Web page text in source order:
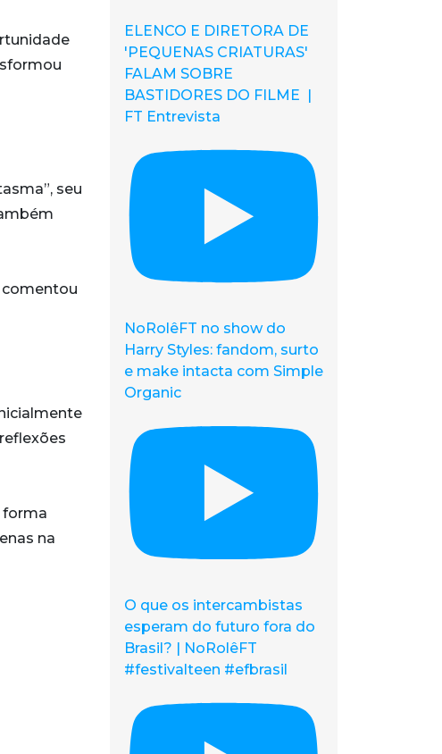
seu
comentou
forma
na
ELENCO E DIRETORA DE
'PEQUENAS CRIATURAS'
FALAM SOBRE
BASTIDORES DO FILME |
FT Entrevista
NoRolêFT no show do
Harry Styles: fandom, surto
e make intacta com Simple
Organic
O que os intercambistas
esperam do futuro fora do
Brasil? | NoRolêFT
#festivalteen #efbrasil